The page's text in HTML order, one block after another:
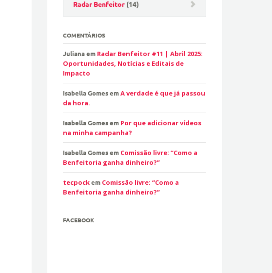
Radar Benfeitor (14)
COMENTÁRIOS
Julianaem Radar Benfeitor #11 | Abril 2025:
Oportunidades, Notícias e Editais de
Impacto
Isabella GomesemA verdade é que já passou
da hora.
Isabella Gomesem Por que adicionar vídeos
na minha campanha?
Isabella Gomesem Comissão livre: “Como a
Benfeitoria ganha dinheiro?”
tecpockem Comissão livre: “Como a
Benfeitoria ganha dinheiro?”
FACEBOOK